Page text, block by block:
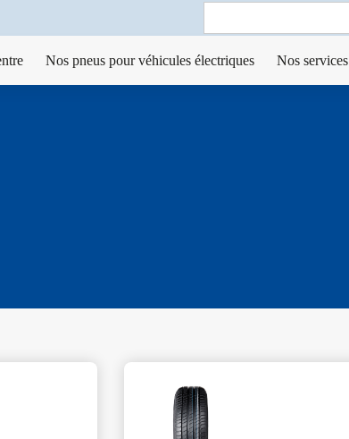
Search
Nos pneus pour véhicules électriques Nos services